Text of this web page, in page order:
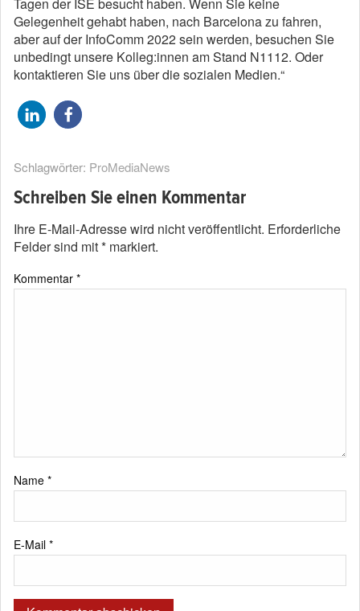
Gelegenheit gehabt haben, nach Barcelona zu fahren,
aber auf der InfoComm 2022 sein werden, besuchen Sie
unbedingt unsere Kolleg:innen am Stand N1112. Oder
kontaktieren Sie uns über die sozialen Medien.“
Schlagwörter: ProMediaNews
Schreiben Sie einen Kommentar
Ihre E-Mail-Adresse wird nicht veröffentlicht. Erforderliche
Felder sind mit* markiert.
Kommentar *
Name *
E-Mail *